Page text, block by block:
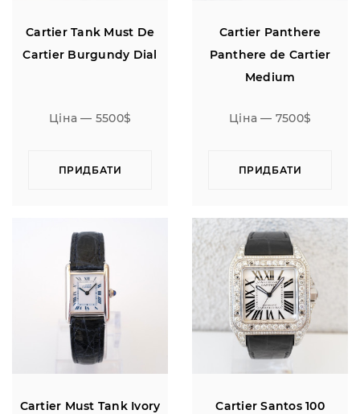
Cartier Tank Must De
Cartier Burgundy Dial
Ціна — 5500$
ПРИДБАТИ
Cartier Panthere
Panthere de Cartier
Medium
Ціна — 7500$
ПРИДБАТИ
Cartier Must Tank Ivory
Cartier Santos 100